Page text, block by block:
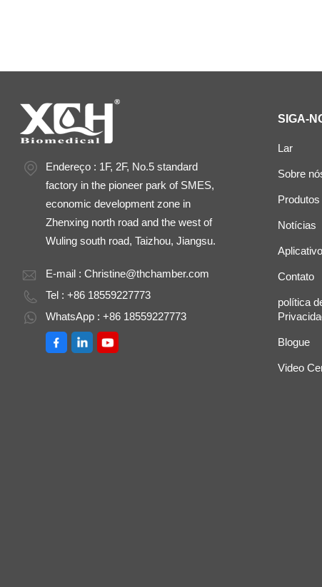
Endereço : 1F, 2F, No.5 standard
factory in the pioneer park of SMES,
economic development zone in
Zhenxing north road and the west of
Wuling south road, Taizhou, Jiangsu.
E-mail :Christine@thchamber.com
Tel : +86 18559227773
WhatsApp : +86 18559227773
SIGA-
Lar
Sobre
Produtos
Notícias
Aplicativo
Contato
política
Blogue
Video